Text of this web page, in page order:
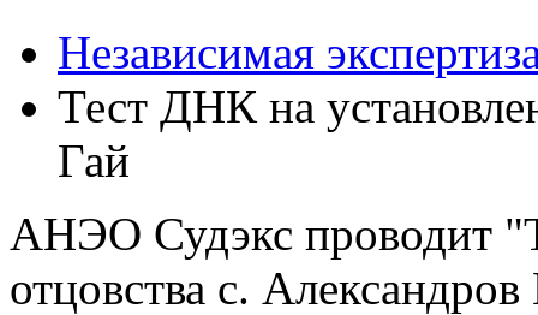
Независимая
Тест ДНК на
Гай
АНЭО Судэкс проводит
отцовства с.